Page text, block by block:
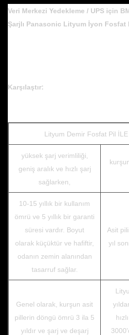
Veri Merkezi Yedekleme / UPS için
Şarjlı Panasonic Lityum İyon Fosfat
Karşılaştır:
Lityum Demir Fosfat Pil
yüksek şarj verimliliği,
geniş aralık ve hızlı şarj
sağlarken,
10-15 yıllık bir kullanım
ömrü ve 5 yıllık bir garanti
süresi vardır. Boyut
olarak küçüktür ve hafiftir,
odanın zemin alanından
tasarruf sağlar.
Asit
yıl
Genel olarak, kurşun asit
pillerin döngü ömrü 3 ila 5
yıldır ve şarj ve deşarj